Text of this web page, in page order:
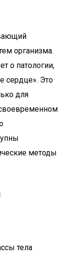
организма.
о патологии,
сердце». Это
для
методы
тела